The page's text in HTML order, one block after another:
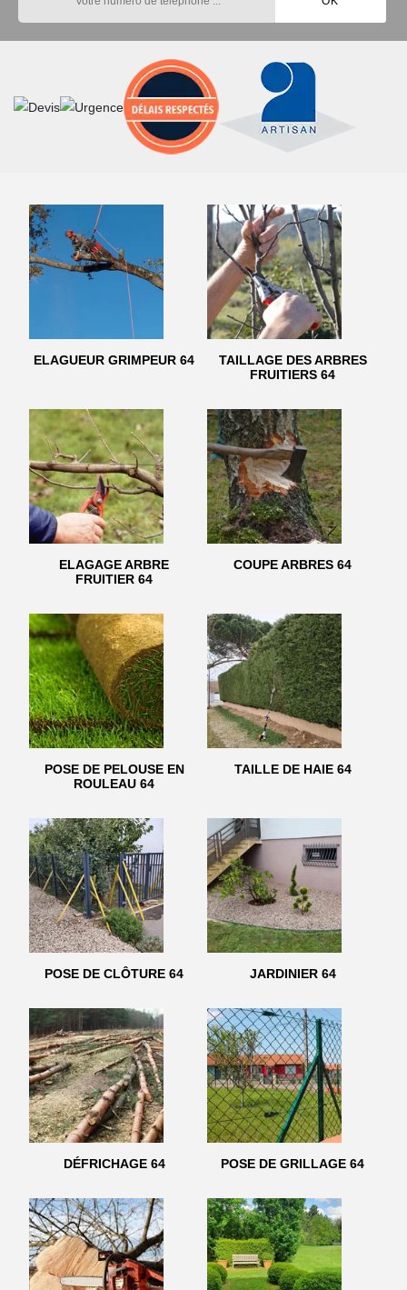
ELAGUEUR GRIMPEUR 64
TAILLAGE DES ARBRES
FRUITIERS 64
ELAGAGE ARBRE
FRUITIER 64
COUPE ARBRES 64
POSE DE PELOUSE EN
ROULEAU 64
TAILLE DE HAIE 64
POSE DE CLÔTURE 64 JARDINIER 64
DÉFRICHAGE 64 POSE DE GRILLAGE 64